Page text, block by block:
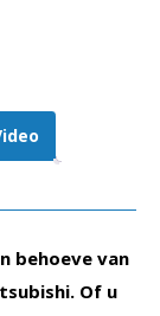
behoeve van
Of u